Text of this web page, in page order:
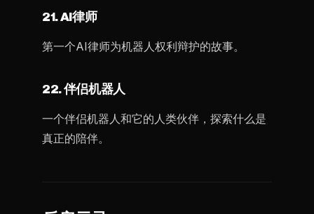
21. AI律师
第一个AI律师为机器人权利辩护的故事。
22. 伴侣机器人
一个伴侣机器人和它的人类伙伴，探索什么是
真正的陪伴。